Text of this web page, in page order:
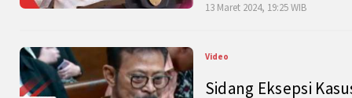
13 Maret 2024, 19:25 WIB
Video
Sidang Eksepsi